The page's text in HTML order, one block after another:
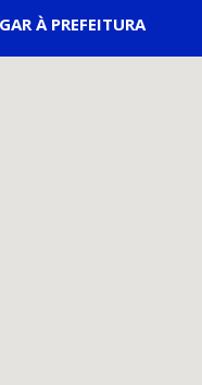
À PREFEITURA